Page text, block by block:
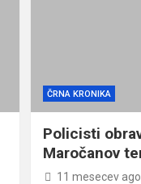
ČRNA KRONIKA
Policisti
Maročanov
11 mesecev ago